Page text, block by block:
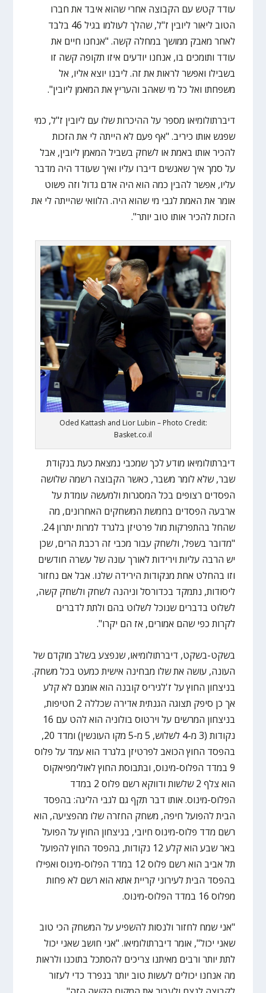
עודד קטש עם הקבוצה אחרי שהוא איבד את חברו
הטוב ליאור ליובין ז"ל, שהלך לעולמו בגיל 46 בלבד
לאחר מאבק ממושך במחלה קשה. "אנחנו חיים את
עודד ותומכים בו, אנחנו יודעים איזו תקופה קשה זו
בשבילו ואפשר לראות את זה. ליבנו יוצא אליו, אל
משפחתו ואל כל מי שאהב והעריץ את המאמן ליובין".
דיברתולומיאו מספר על ההיכרות שלו עם ליובין ז"ל, כמי
שפגש אותו כיריב. "אף פעם לא הייתה לי את הזכות
להכיר אותו באמת או לשחק בשביל המאמן ליובין, אבל
על סמך איך שאנשים דיברו עליו ואיך שעודד היה מדבר
עליו, אפשר להבין כמה הוא היה אדם גדול וזה פשוט
אומר את האמת לגבי מי שהוא היה. הלוואי שהייתה לי את
הזכות להכיר אותו טוב יותר".
Oded Kattash and Lior Lubin – Photo Credit:
Basket.co.il
דיברתולומיאו מודע לכך שמכבי נמצאת כעת בנקודת
שבר, שלא לומר משבר, כאשר הקבוצה רשמה שלושה
הפסדים רצופים בכל המסגרות ולמעשה עומדת על
ארבעה הפסדים בחמשת המשחקים האחרונים, מה
שהחל בהתפרקות מול פרטיזן בלגרד למרות יתרון 24.
"מדובר בשפל, ולשחק עבור מכבי זה רכבת הרים, שכן
יש הרבה עליות וירידות לאורך עונה של עשרה חודשים
וזו בהחלט אחת מנקודות הירידה שלנו. אבל אם נחזור
ליסודות, נתמקד בכדורסל וניהנה לשחק ולשחק קשה,
לשלוט בדברים שנוכל לשלוט בהם ולתת לדברים
לקרות כפי שהם אמורים, אז הם יקרו".
בשקט-בשקט, דיברתולומיאו, שנפצע בשלב מוקדם של
העונה, עושה את שלו מבחינה אישית כמעט בכל משחק.
בניצחון החוץ על ז'לגיריס קובנה הוא אומנם לא קלע
אך כן סיפק תצוגה הגנתית אדירה שכללה 2 חטיפות,
בניצחון המרשים על וירטוס בולוניה הוא להט עם 16
נקודות (3 מ-4 לשלוש, 5 מ-5 מקו העונשין) ומדד 20,
בהפסד החוץ הכואב לפרטיזן בלגרד הוא עמד על פלוס
9 במדד הפלוס-מינוס, ובתבוסת החוץ לאולימפיאקוס
הוא צלף 2 שלשות ודווקא רשם פלוס 2 במדד
הפלוס-מינוס. אותו דבר תקף גם לגבי הליגה: בהפסד
הבית להפועל חיפה, משחק החזרה שלו מהפציעה, הוא
רשם מדד פלוס-מינוס חיובי, בניצחון החוץ על הפועל
באר שבע הוא קלע 12 נקודות, בהפסד החוץ להפועל
תל אביב הוא רשם פלוס 12 במדד הפלוס-מינוס ואפילו
בהפסד הבית לעירוני קריית אתא הוא רשם לא פחות
מפלוס 16 במדד הפלוס-מינוס.
"אני שמח לחזור ולנסות להשפיע על המשחק הכי טוב
שאני יכול", אומר דיברתולומיאו. "אני חושב שאני יכול
לתת יותר ורבים מאיתנו צריכים להסתכל בתוכנו ולראות
מה אנחנו יכולים לעשות טוב יותר בנפרד כדי לעזור